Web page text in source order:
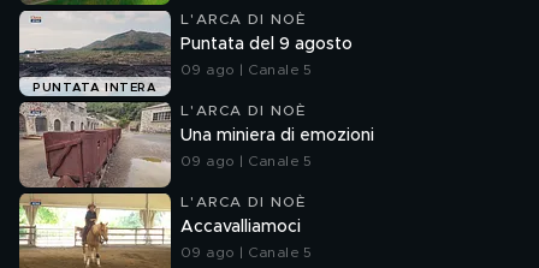
PUNTATA INTERA
L'ARCA DI NOÈ
Puntata del 9 agosto
09 ago | Canale 5
L'ARCA DI NOÈ
Una miniera di emozioni
09 ago | Canale 5
L'ARCA DI NOÈ
Accavalliamoci
09 ago | Canale 5